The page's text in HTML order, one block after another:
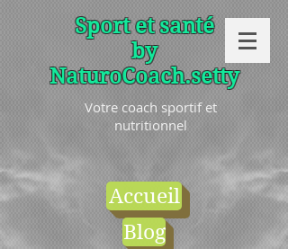
Sport et santé
by
NaturoCoach.setty
Votre coach sportif et
nutritionnel
Accueil
Blog